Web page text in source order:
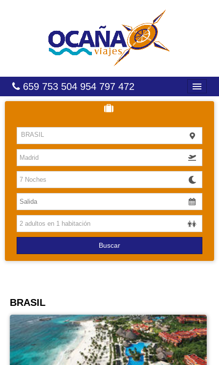
659 753 504 954 797 472
HOTELES
COSTAS
CARIBE
CANARIAS
BALEARES
PAQUETES
BRASIL
Buscar
BRASIL